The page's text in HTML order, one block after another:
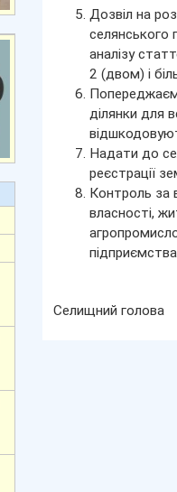
Дозвіл на
селянського
аналізу
2 (двом) і
ділянки для
Надати до
реєстрації
Контроль за
власності,